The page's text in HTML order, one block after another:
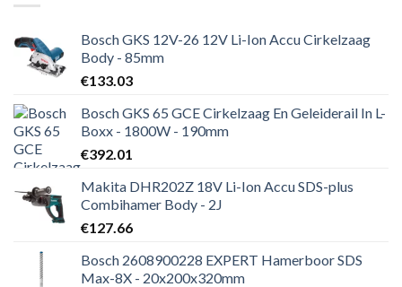
Bosch GKS 12V-26 12V Li-Ion Accu Cirkelzaag
Body - 85mm
€133.03
Bosch GKS 65 GCE Cirkelzaag En Geleiderail In L-
Boxx - 1800W - 190mm
€392.01
Makita DHR202Z 18V Li-Ion Accu SDS-plus
Combihamer Body - 2J
€127.66
Bosch 2608900228 EXPERT Hamerboor SDS
Max-8X - 20x200x320mm